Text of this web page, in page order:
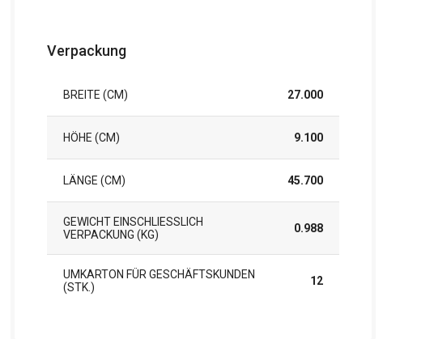
Verpackung
BREITE (CM) 27.000
HÖHE (CM) 9.100
LÄNGE (CM) 45.700
GEWICHT EINSCHLIESSLICH V
ERPACKUNG (KG)
0.988
UMKARTON FÜR GESCHÄFTSKUNDEN
(STK.)
12